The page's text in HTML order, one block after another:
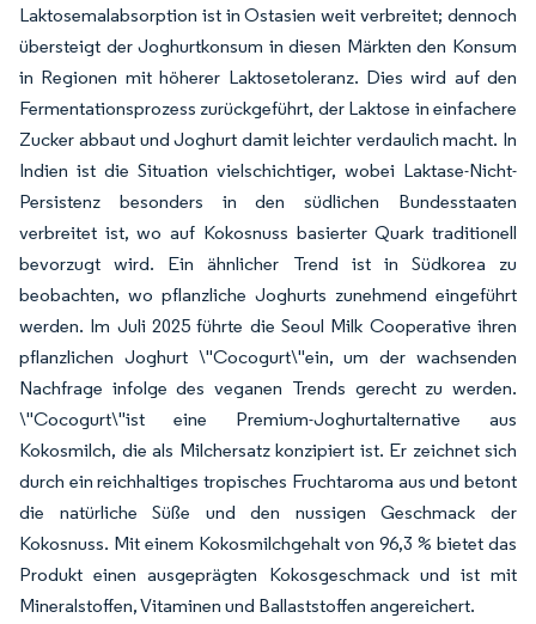
Laktosemalabsorption ist in Ostasien weit verbreitet; dennoch
übersteigt der Joghurtkonsum in diesen Märkten den Konsum
in Regionen mit höherer Laktosetoleranz. Dies wird auf den
Fermentationsprozess zurückgeführt, der Laktose in einfachere
Zucker abbaut und Joghurt damit leichter verdaulich macht. In
Indien ist die Situation vielschichtiger, wobei Laktase-Nicht-
Persistenz besonders in den südlichen Bundesstaaten
verbreitet ist, wo auf Kokosnuss basierter Quark traditionell
bevorzugt wird. Ein ähnlicher Trend ist in Südkorea zu
beobachten, wo pflanzliche Joghurts zunehmend eingeführt
werden. Im Juli 2025 führte die Seoul Milk Cooperative ihren
pflanzlichen Joghurt \"Cocogurt\"ein, um der wachsenden
Nachfrage infolge des veganen Trends gerecht zu werden.
\"Cocogurt\"ist eine Premium-Joghurtalternative aus
Kokosmilch, die als Milchersatz konzipiert ist. Er zeichnet sich
durch ein reichhaltiges tropisches Fruchtaroma aus und betont
die natürliche Süße und den nussigen Geschmack der
Kokosnuss. Mit einem Kokosmilchgehalt von 96,3 % bietet das
Produkt einen ausgeprägten Kokosgeschmack und ist mit
Mineralstoffen, Vitaminen und Ballaststoffen angereichert.